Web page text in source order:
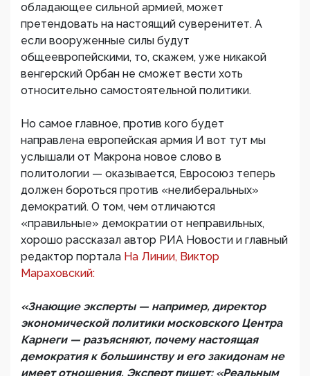
обладающее сильной армией, может
претендовать на настоящий суверенитет. А
если вооруженные силы будут
общеевропейскими, то, скажем, уже никакой
венгерский Орбан не сможет вести хоть
относительно самостоятельной политики.
Но самое главное, против кого будет
направлена европейская армия И вот тут мы
услышали от Макрона новое слово в
политологии — оказывается, Евросоюз теперь
должен бороться против «нелиберальных»
демократий. О том, чем отличаются
«правильные» демократии от неправильных,
хорошо рассказал автор РИА Новости и главный
редактор портала На Линии, Виктор
Мараховский:
«Знающие эксперты — например, директор
экономической политики московского Центра
Карнеги — разъясняют, почему настоящая
демократия к большинству и его закидонам не
имеет отношения. Эксперт пишет: «Реальным